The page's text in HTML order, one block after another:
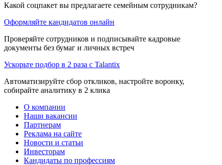
Какой соцпакет вы предлагаете семейным сотрудникам?
Оформляйте кандидатов онлайн
Проверяйте сотрудников и подписывайте кадровые
документы без бумаг и личных встреч
Ускорьте подбор в 2 раза с Talantix
Автоматизируйте сбор откликов, настройте воронку,
собирайте аналитику в 2 клика
О компании
Наши вакансии
Партнерам
Реклама на сайте
Новости и статьи
Инвесторам
Кандидаты по профессиям